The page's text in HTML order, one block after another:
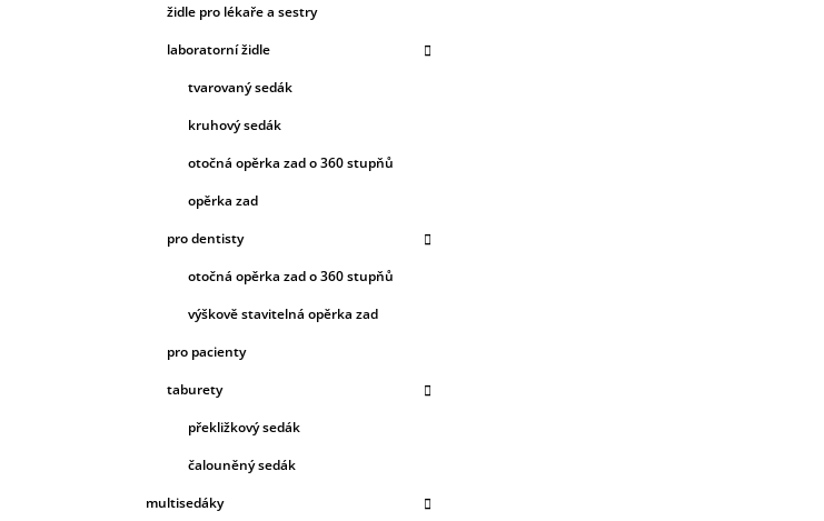
židle pro lékaře a sestry
laboratorní židle
tvarovaný sedák
kruhový sedák
otočná opěrka zad o 360 stupňů
opěrka zad
pro dentisty
otočná opěrka zad o 360 stupňů
výškově stavitelná opěrka zad
pro pacienty
taburety
překližkový sedák
čalouněný sedák
multisedáky